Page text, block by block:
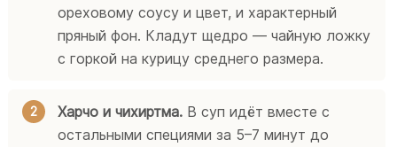
ореховому соусу и цвет, и характерный
пряный фон. Кладут щедро — чайную ложку
с горкой на курицу среднего размера.
Харчо и чихиртма. В суп идёт вместе с
остальными специями за 5–7 минут до